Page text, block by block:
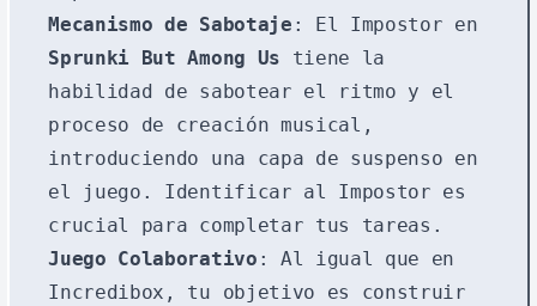
Mecanismo de Sabotaje : El Impostor en
Sprunki But Among Us tiene la
habilidad de sabotear el ritmo y el
proceso de creación musical,
introduciendo una capa de suspenso en
el juego. Identificar al Impostor es
crucial para completar tus tareas.
Juego Colaborativo : Al igual que en
Incredibox, tu objetivo es construir